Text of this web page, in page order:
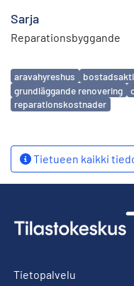
Sarja
Reparationsbyggande
Avainsanat
aravahyreshus
grundläggande renovering
reparationskostnader
Tietueen kaikki
Tietopalvelu